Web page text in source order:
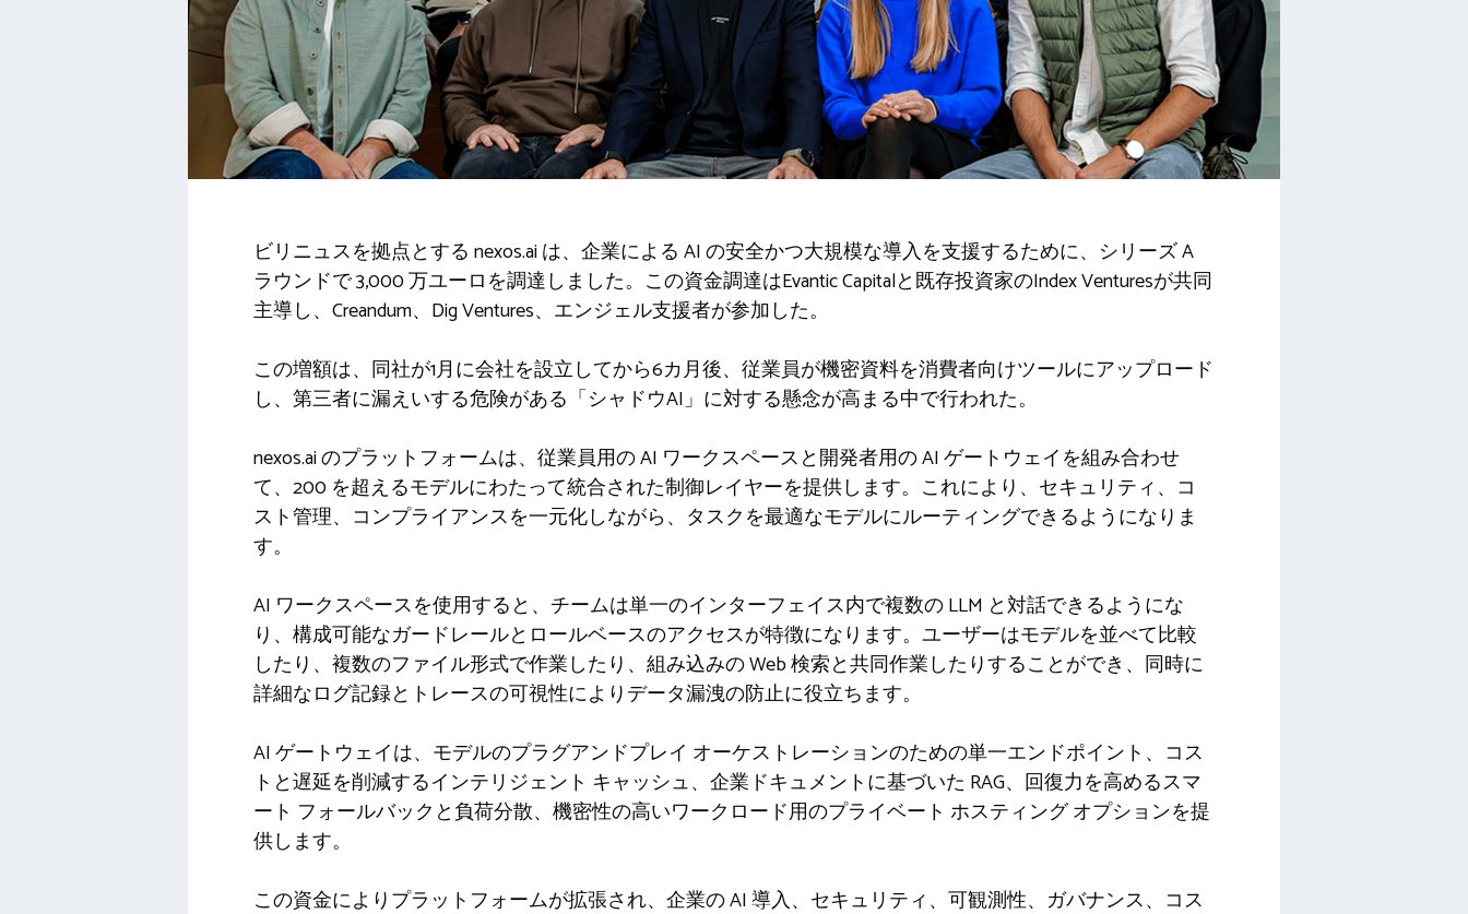
ビリニュスを拠点とする nexos.ai は、企業による AI の安全かつ大規模な導入を支援するために、シリーズ A
ラウンドで 3,000 万ユーロを調達しました。この資金調達はEvantic Capitalと既存投資家のIndex Venturesが共同
主導し、Creandum、Dig Ventures、エンジェル支援者が参加した。
この増額は、同社が1月に会社を設立してから6カ月後、従業員が機密資料を消費者向けツールにアップロード
し、第三者に漏えいする危険がある「シャドウAI」に対する懸念が高まる中で行われた。
nexos.ai のプラットフォームは、従業員用の AI ワークスペースと開発者用の AI ゲートウェイを組み合わせ
て、200 を超えるモデルにわたって統合された制御レイヤーを提供します。これにより、セキュリティ、コ
スト管理、コンプライアンスを一元化しながら、タスクを最適なモデルにルーティングできるようになりま
す。
AI ワークスペースを使用すると、チームは単一のインターフェイス内で複数の LLM と対話できるようにな
り、構成可能なガードレールとロールベースのアクセスが特徴になります。ユーザーはモデルを並べて比較
したり、複数のファイル形式で作業したり、組み込みの Web 検索と共同作業したりすることができ、同時に
詳細なログ記録とトレースの可視性によりデータ漏洩の防止に役立ちます。
AI ゲートウェイは、モデルのプラグアンドプレイ オーケストレーションのための単一エンドポイント、コス
トと遅延を削減するインテリジェント キャッシュ、企業ドキュメントに基づいた RAG、回復力を高めるスマ
ート フォールバックと負荷分散、機密性の高いワークロード用のプライベート ホスティング オプションを提
供します。
この資金によりプラットフォームが拡張され、企業の AI 導入、セキュリティ、可観測性、ガバナンス、コス